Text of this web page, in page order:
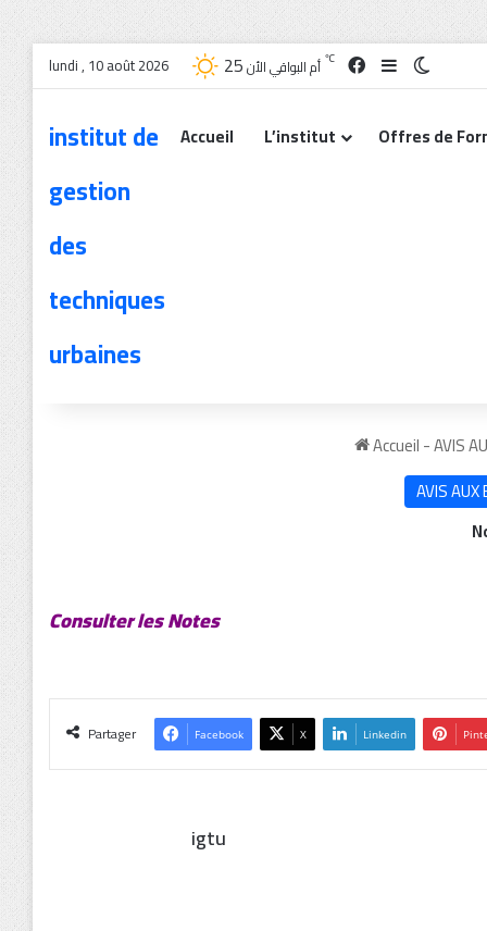
lundi , 10 août 2026 أم البواقي الأن ℃
institut de
gestion
des
techniques
urbaines
Accueil L’institut Offres de
Accueil-AVIS
AVIS AUX
Consulter les Notes
Partager Facebook X Linkedin
igtu